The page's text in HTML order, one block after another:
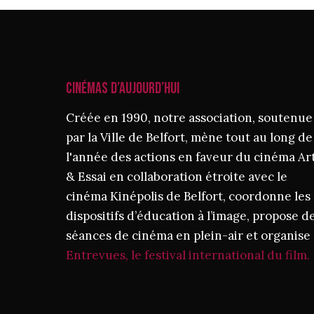
CINÉMAS D’AUJOURD’HUI
Créée en 1990, notre association, soutenue
par la Ville de Belfort, mène tout au long de
l'année des actions en faveur du cinéma
& Essai en collaboration étroite avec le
cinéma Kinépolis de Belfort, coordonne les
dispositifs d’éducation à l’image, propose
séances de cinéma en plein-air et organise
Entrevues, le festival international du film.